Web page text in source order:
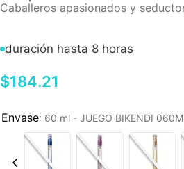
Caballeros apasionados y
duración hasta 8 horas
$184.21
: 60 ml - JUEGO BIKENDI